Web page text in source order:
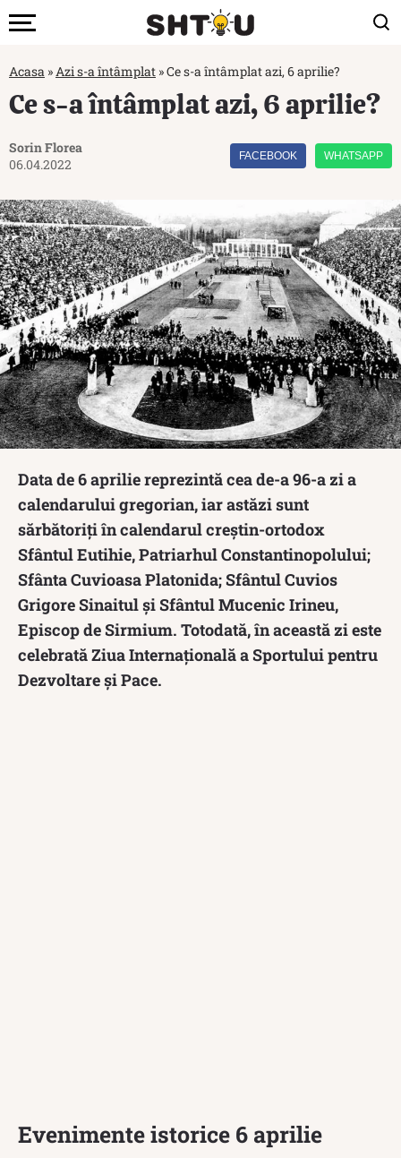
Acasa »Azi s-a întâmplat »Ce s-a întâmplat azi, 6 aprilie?
Ce s-a întâmplat azi, 6 aprilie?
Sorin Florea
06.04.2022
FACEBOOK WHATSAPP
Data de 6 aprilie reprezintă cea de-a 96-a zi a
calendarului gregorian, iar astăzi sunt
sărbătoriți în calendarul creștin-ortodox
Sfântul Eutihie, Patriarhul Constantinopolului;
Sfânta Cuvioasa Platonida; Sfântul Cuvios
Grigore Sinaitul și Sfântul Mucenic Irineu,
Episcop de Sirmium. Totodată, în această zi este
celebrată Ziua Internațională a Sportului pentru
Dezvoltare și Pace.
Evenimente istorice 6 aprilie